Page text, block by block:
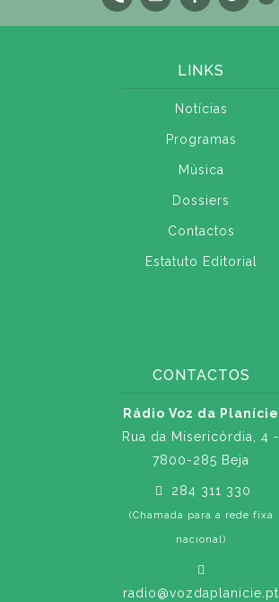
LINKS
Notícias
Programas
Música
Dossiers
Contactos
Estatuto Editorial
CONTACTOS
Rádio Voz da Planície
Rua da Misericórdia, 4 -
7800-285 Beja
284 311 330
(Chamada para a rede fixa
nacional)
radio@vozdaplanicie.pt